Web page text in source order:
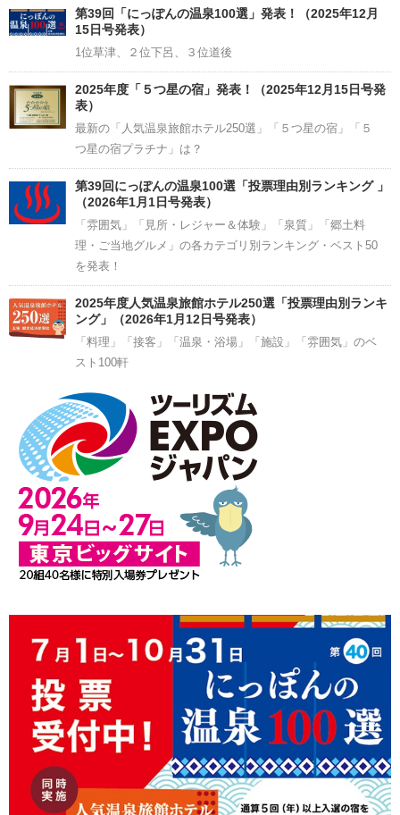
Channel
第39回「にっぽんの温泉100選」発表！（2025年12月
15日号発表）
1位草津、２位下呂、３位道後
2025年度「５つ星の宿」発表！（2025年12月15日号発
表）
最新の「人気温泉旅館ホテル250選」「５つ星の宿」「５
つ星の宿プラチナ」は？
第39回にっぽんの温泉100選「投票理由別ランキング 」
（2026年1月1日号発表）
「雰囲気」「見所・レジャー＆体験」「泉質」「郷土料
理・ご当地グルメ」の各カテゴリ別ランキング・ベスト50
を発表！
2025年度人気温泉旅館ホテル250選「投票理由別ランキ
ング」（2026年1月12日号発表）
「料理」「接客」「温泉・浴場」「施設」「雰囲気」のベ
スト100軒